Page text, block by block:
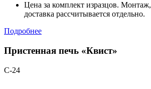
Цена за комплект изразцов.
доставка рассчитывается отдельно.
Подробнее
Пристенная печь «Квист»
С-24